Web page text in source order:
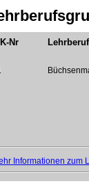
Nr Lehrberuf
Informationen zum